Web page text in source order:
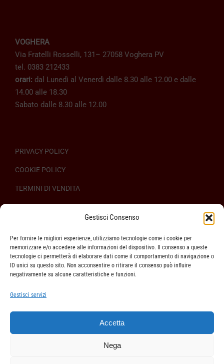
Gestisci Consenso
Per fornire le migliori esperienze, utilizziamo tecnologie come i cookie per
memorizzare e/o accedere alle informazioni del dispositivo. Il consenso a queste
tecnologie ci permetterà di elaborare dati come il comportamento di navigazione o
ID unici su questo sito. Non acconsentire o ritirare il consenso può influire
negativamente su alcune caratteristiche e funzioni.
Gestisci servizi
Accetta
Nega
VOGHERA
Via Fratelli Rosselli, 131– 27058 Voghera PV
tel. 0383 212433
orari: dal Lunedì al Venerdì dalle 8.30 alle 12.00 e dalle
14.00 alle 18.30
Sabato dalle 8.30 alle 12.00
PRIVACY POLICY
COOKIE POLICY
TERMINI DI VENDITA
REGOLAMENTO SULL’ODR
ASSISTENZA CLIENTI
SPEDIZIONI